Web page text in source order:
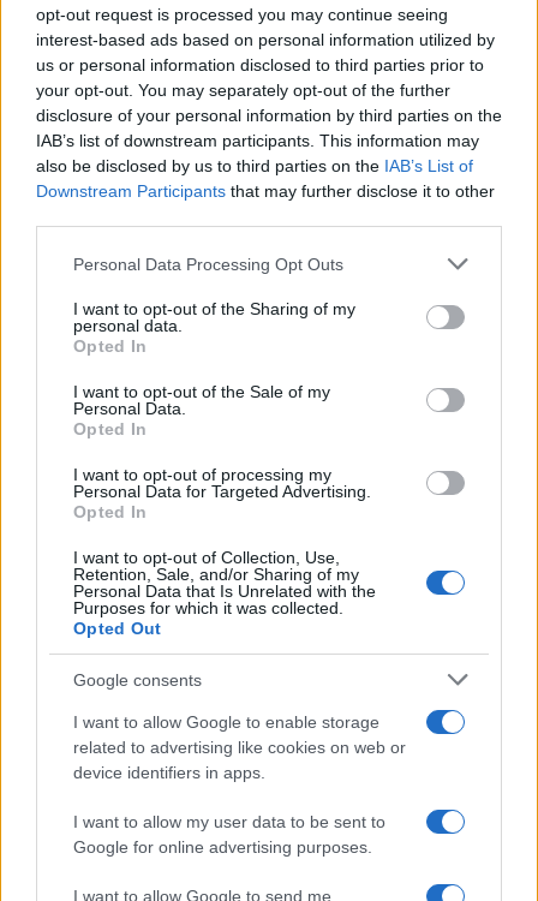
opt-out request is processed you may continue seeing
interest-based ads based on personal information utilized by
us or personal information disclosed to third parties prior to
your opt-out. You may separately opt-out of the further
disclosure of your personal information by third parties on the
IAB’s list of downstream participants. This information may
also be disclosed by us to third parties on the IAB’s List of
Downstream Participants that may further disclose it to other
Please note that this website/app uses one or more Google
not limited to your visit or usage behaviour. You may click to
grant or deny consent to Google and its third-party tags to
use your data for below specified purposes in below Google
consent section.
Personal Data Processing Opt Outs
I want to opt-out of the Sharing of my
personal data.
Opted In
I want to opt-out of the Sale of my
Personal Data.
Opted In
I want to opt-out of processing my
Personal Data for Targeted Advertising.
Opted In
I want to opt-out of Collection, Use,
Retention, Sale, and/or Sharing of my
Personal Data that Is Unrelated with the
Purposes for which it was collected.
Opted Out
Google consents
I want to allow Google to enable storage
related to advertising like cookies on web or
device identifiers in apps.
I want to allow my user data to be sent to
Google for online advertising purposes.
I want to allow Google to send me
AUTORE
Staff
Continua a leggere
ALTRI ANIMALI